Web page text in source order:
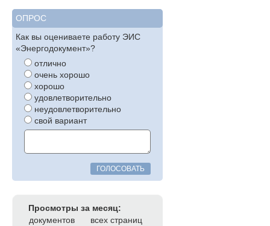
ОПРОС
Как вы оцениваете работу ЭИС
«Энергодокумент»?
отлично
очень хорошо
хорошо
удовлетворительно
неудовлетворительно
свой вариант
ГОЛОСОВАТЬ
Просмотры за месяц:
документов
всех страниц